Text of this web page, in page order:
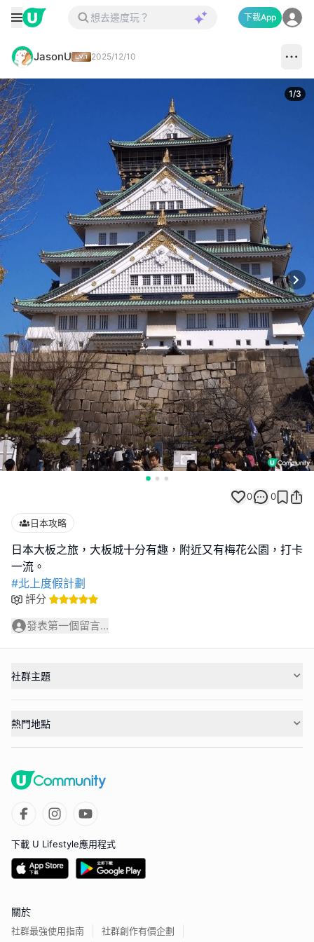
下載App
JasonU 2025/12/10
1/3
0 0
日本攻略
日本大板之旅，大板城十分有趣，附近又有梅花公園，打卡
#北上度假計劃
評分
發表第一個留言...
社群主題
熱門地點
下載 U Lifestyle應用程式
關於
社群最強使用指南 社群創作有價企劃